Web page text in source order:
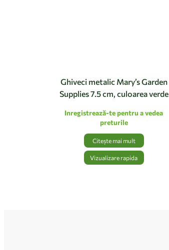
Ghiveci metalic Mary’s Garden
Supplies 7.5 cm, culoarea verde
Inregistrează-te pentru a vedea
preturile
Citește mai mult
Vizualizare rapida